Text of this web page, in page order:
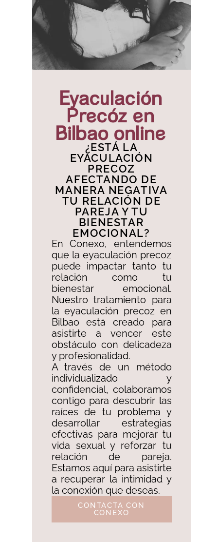
Eyaculación
Precóz en
Bilbao online
¿ESTÁ LA
EYACULACIÓN
PRECOZ
AFECTANDO DE
MANERA NEGATIVA
TU RELACIÓN DE
PAREJA Y TU
BIENESTAR
EMOCIONAL?​
En Conexo, entendemos
que la eyaculación precoz
puede impactar tanto tu
relación como tu
bienestar emocional.
Nuestro tratamiento para
la eyaculación precoz en
Bilbao está creado para
asistirte a vencer este
obstáculo con delicadeza
y profesionalidad. ​
A través de un método
individualizado y
confidencial, colaboramos
contigo para descubrir las
raíces de tu problema y
desarrollar estrategias
efectivas para mejorar tu
vida sexual y reforzar tu
relación de pareja.
Estamos aquí para asistirte
a recuperar la intimidad y
la conexión que deseas.
CONTACTA CON
CONEXO